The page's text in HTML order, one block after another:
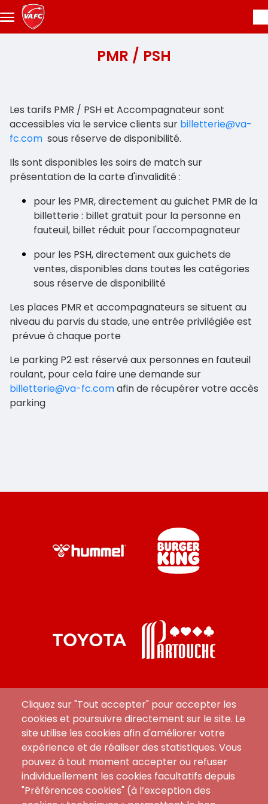
Aller au contenu principal
PMR / PSH
Les tarifs PMR / PSH et Accompagnateur sont
accessibles via le service clients sur billetterie@va-
fc.com sous réserve de disponibilité.
Ils sont disponibles les soirs de match sur
présentation de la carte d'invalidité :
pour les PMR, directement au guichet PMR de la
billetterie : billet gratuit pour la personne en
fauteuil, billet réduit pour l'accompagnateur
pour les PSH, directement aux guichets de
ventes, disponibles dans toutes les catégories
sous réserve de disponibilité
Les places PMR et accompagnateurs se situent au
niveau du parvis du stade, une entrée privilégiée est
prévue à chaque porte
Le parking P2 est réservé aux personnes en fauteuil
roulant, pour cela faire une demande sur
billetterie@va-fc.comafin de récupérer votre accès
parking
Cliquez sur "Tout accepter" pour accepter les
cookies et poursuivre directement sur le site. Le
site utilise les cookies afin d'améliorer votre
expérience et de réaliser des statistiques. Vous
pouvez à tout moment accepter ou refuser
individuellement les cookies facultatifs depuis
"Préférences cookies" (à l’exception des